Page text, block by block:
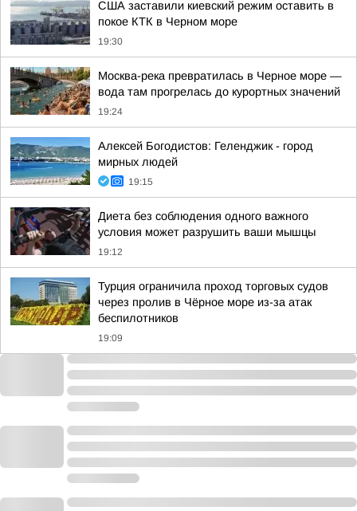
США заставили киевский режим оставить в
покое КТК в Черном море
19:30
Москва-река превратилась в Черное море —
вода там прогрелась до курортных значений
19:24
Алексей Богодистов: Геленджик - город
мирных людей
19:15
Диета без соблюдения одного важного
условия может разрушить ваши мышцы
19:12
Турция ограничила проход торговых судов
через пролив в Чёрное море из-за атак
беспилотников
19:09